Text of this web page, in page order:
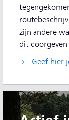
zijn andere
dit
Geef hier